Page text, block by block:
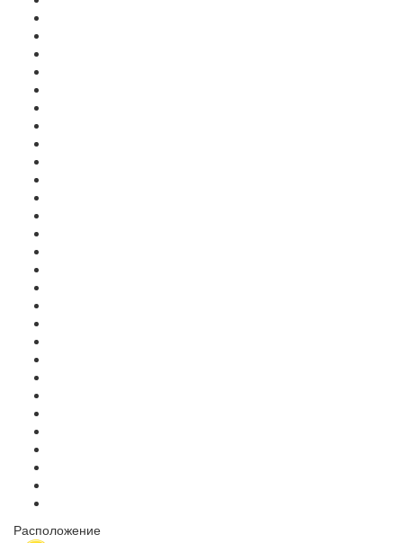
Расположение